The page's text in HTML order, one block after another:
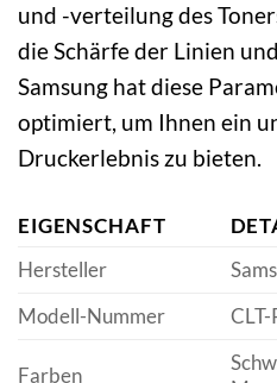
und -verteilung des
die Schärfe der Linien
Samsung hat diese
optimiert, um Ihnen ein
Druckerlebnis zu bieten.
EIGENSCHAFT
Hersteller
Modell-Nummer
Farben